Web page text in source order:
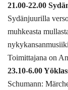
21.00-22.00
Sydänjuurilla
muhkeasta
Toimittajana on
23.10-6.00
Schumann: